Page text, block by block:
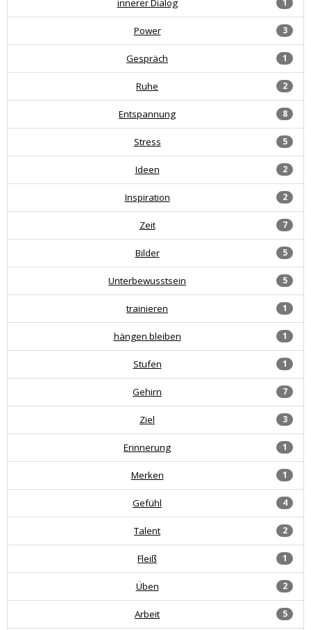
innerer Dialog
3
Power
1
Gespräch
2
Ruhe
8
Entspannung
5
Stress
2
Ideen
2
Inspiration
7
Zeit
5
Bilder
5
Unterbewusstsein
1
trainieren
1
hängen bleiben
1
Stufen
7
Gehirn
3
Ziel
1
Erinnerung
1
Merken
4
Gefühl
2
Talent
1
Fleiß
2
Üben
5
Arbeit